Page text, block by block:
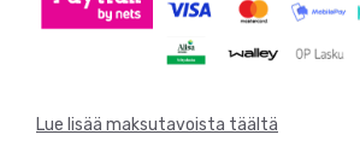
Lue lisää maksutavoista täältä